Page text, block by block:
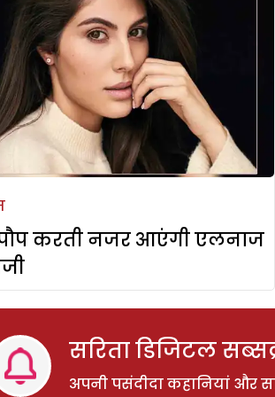
पौप करती नजर आएंगी एलनाज
सरिता डिजिटल
अपनी पसंदीदा कहानियां और